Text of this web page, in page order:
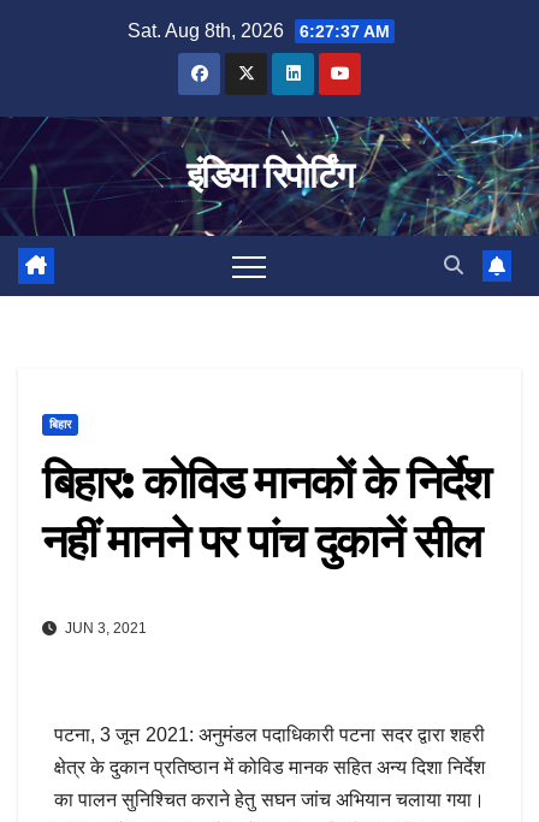
Sat. Aug 8th, 2026 6:27:38 AM
इंडिया रिपोर्टिंग
बिहार
बिहार: कोविड मानकों के निर्देश
नहीं मानने पर पांच दुकानें सील
JUN 3, 2021
पटना, 3 जून 2021: अनुमंडल पदाधिकारी पटना सदर द्वारा शहरी
क्षेत्र के दुकान प्रतिष्ठान में कोविड मानक सहित अन्य दिशा निर्देश
का पालन सुनिश्चित कराने हेतु सघन जांच अभियान चलाया गया।